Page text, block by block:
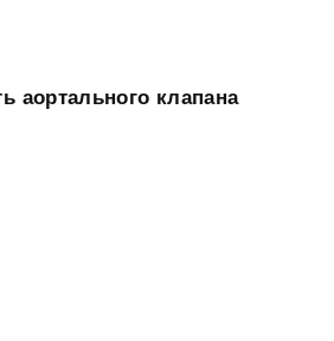
аортального клапана